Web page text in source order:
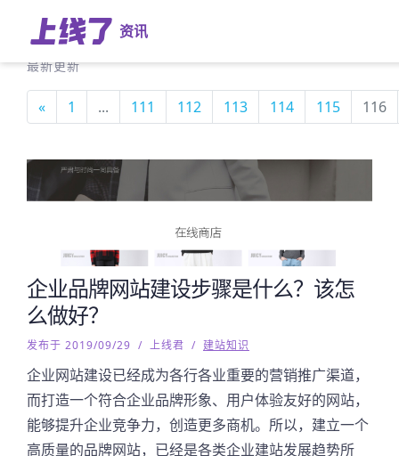
资讯
最新更新
« 1 ... 111 112 113 114 115 116
企业品牌网站建设步骤是什么？该怎
么做好？
发布于 2019/09/29 / 上线君 / 建站知识
企业网站建设已经成为各行各业重要的营销推广渠道，
而打造一个符合企业品牌形象、用户体验友好的网站，
能够提升企业竞争力，创造更多商机。所以，建立一个
高质量的品牌网站，已经是各类企业建站发展趋势所